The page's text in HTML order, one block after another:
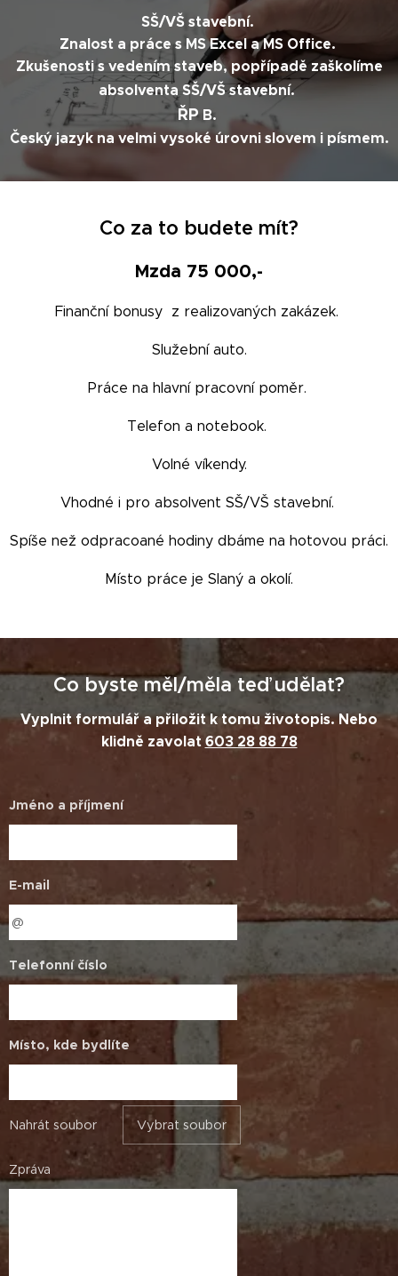
SŠ/VŠ stavební.
Znalost a práce s MS Excel a MS Office.
Zkušenosti s vedením staveb, popřípadě zaškolíme
absolventa SŠ/VŠ stavební.
ŘP B.
Český jazyk na velmi vysoké úrovni slovem i písmem.
Co za to budete mít?
Mzda 75 000,-
Finanční bonusy z realizovaných zakázek.
Služební auto.
Práce na hlavní pracovní poměr.
Telefon a notebook.
Volné víkendy.
Vhodné i pro absolvent SŠ/VŠ stavební.
Spíše než odpracoané hodiny dbáme na hotovou práci.
Místo práce je Slaný a okolí.
Co byste měl/měla teď udělat?
Vyplnit formulář a přiložit k tomu životopis. Nebo
klidně zavolat603 28 88 78
Jméno a příjmení
E-mail
Telefonní číslo
Místo, kde bydlíte
Nahrát soubor Vybrat soubor
Zpráva